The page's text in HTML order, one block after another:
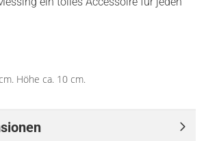
Höhe ca. 10 cm.